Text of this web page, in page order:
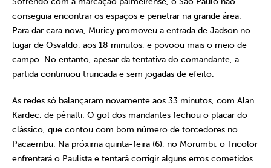
conseguia encontrar os espaços e penetrar na grande área.
Para dar cara nova, Muricy promoveu a entrada de Jadson no
lugar de Osvaldo, aos 18 minutos, e povoou mais o meio de
campo. No entanto, apesar da tentativa do comandante, a
partida continuou truncada e sem jogadas de efeito.
As redes só balançaram novamente aos 33 minutos, com Alan
Kardec, de pênalti. O gol dos mandantes fechou o placar do
clássico, que contou com bom número de torcedores no
Pacaembu. Na próxima quinta-feira (6), no Morumbi, o Tricolor
enfrentará o Paulista e tentará corrigir alguns erros cometidos